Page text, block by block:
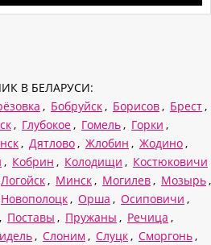
В БЕЛАРУСИ:
, Бобруйск , Борисов , Брест ,
, Глубокое , Гомель , Горки ,
, Дятлово , Жлобин , Жодино ,
, Кобрин , Колодищи , Костюковичи
Логойск , Минск , Могилев , Мозырь ,
Новополоцк , Орша , Осиповичи ,
, Поставы , Пружаны , Речица ,
, Слоним , Слуцк , Сморгонь ,